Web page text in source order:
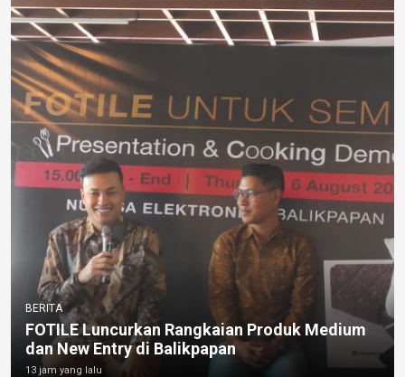
BERITA
FOTILE Luncurkan Rangkaian Produk Medium
dan New Entry di Balikpapan
13 jam yang lalu